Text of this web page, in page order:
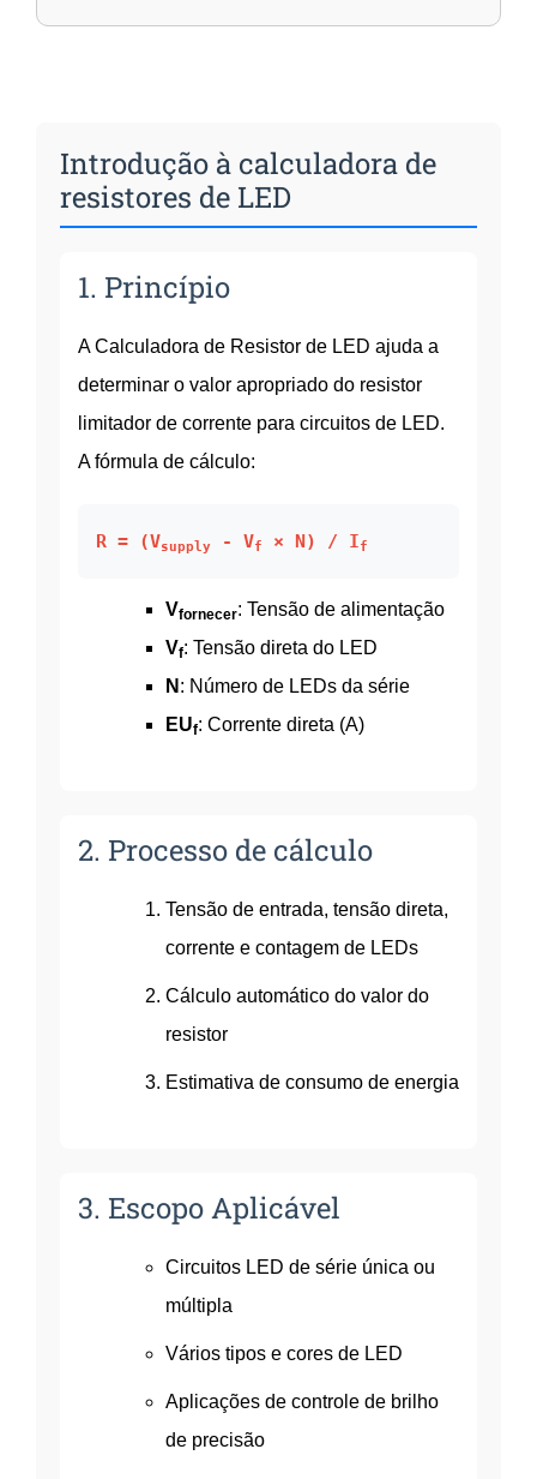
Introdução à calculadora de
resistores de LED
1. Princípio
A Calculadora de Resistor de LED ajuda a
determinar o valor apropriado do resistor
limitador de corrente para circuitos de LED.
A fórmula de cálculo:
R = (Vsupply - Vf × N) / If
Vfornecer: Tensão de alimentação
Vf: Tensão direta do LED
N : Número de LEDs da série
EUf: Corrente direta (A)
2. Processo de cálculo
Tensão de entrada, tensão direta,
corrente e contagem de LEDs
Cálculo automático do valor do
resistor
Estimativa de consumo de energia
3. Escopo Aplicável
Circuitos LED de série única ou
múltipla
Vários tipos e cores de LED
Aplicações de controle de brilho
de precisão